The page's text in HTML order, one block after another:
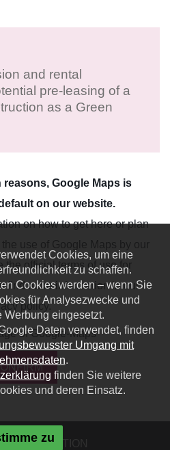
and rental
pre-leasing of a
as a Green
reasons, Google Maps is
on our website.
on how to get here or plan
official terms of use for
find more information in our
policy.
of Google-Maps
ACQUISITION
Cookies, um eine
zu schaffen.
Cookies werden – wenn Sie
für Analysezwecke und
Werbung eingesetzt.
Daten verwendet, finden
Umgang mit
.
finden Sie weitere
und deren Einsatz.
zu